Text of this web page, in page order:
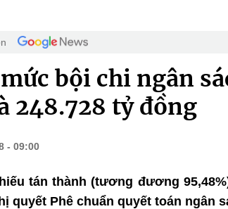
bội chi ngân
248.728 tỷ đồng
- 09:00
tán thành (tương đương
quyết Phê chuẩn quyết toán ngân